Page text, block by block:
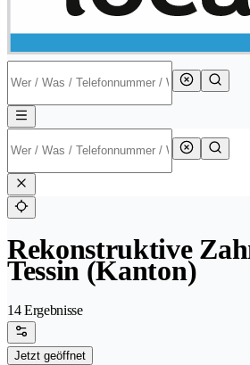
Rekonstruktive
Tessin (Kanton)
14 Ergebnisse
Jetzt geöffnet